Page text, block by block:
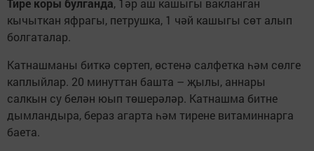
кычыткан яфрагы, петрушка, 1 чәй кашыгы сөт алып
болгаталар.
Катнашманы биткә сөртеп, өстенә салфетка һәм сөлге
каплыйлар. 20 минуттан башта – җылы, аннары
салкын су белән юып төшерәләр. Катнашма битне
дымландыра, бераз агарта һәм тирене витаминнарга
баета.